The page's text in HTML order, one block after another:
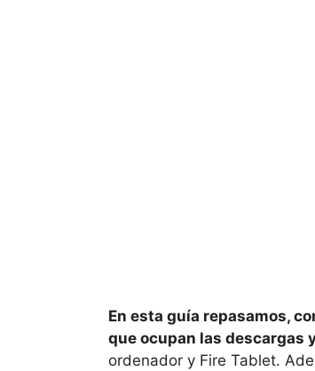
En esta guía repasamos,
que ocupan las descargas
ordenador y Fire Tablet.